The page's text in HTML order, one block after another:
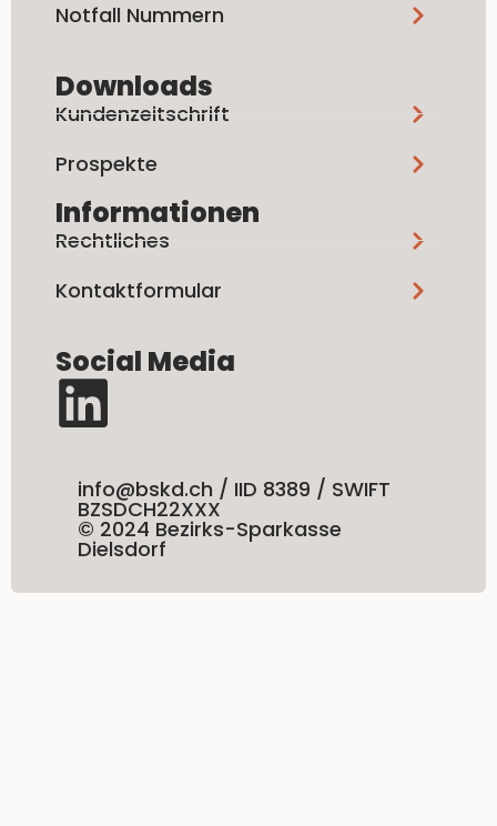
Notfall Nummern
Downloads
Kundenzeitschrift
Prospekte
Informationen
Rechtliches
Kontaktformular
Social Media
info@bskd.ch / IID 8389 / SWIFT
BZSDCH22XXX
© 2024 Bezirks-Sparkasse
Dielsdorf